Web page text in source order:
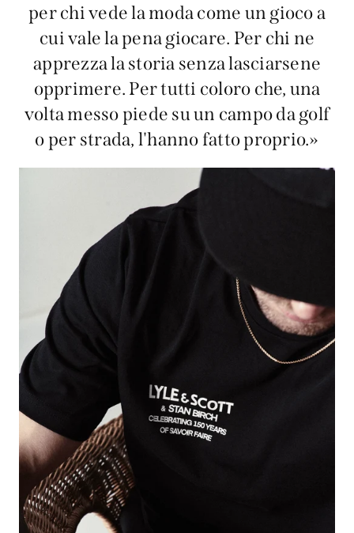
per chi vede la moda come un gioco a
cui vale la pena giocare. Per chi ne
apprezza la storia senza lasciarsene
opprimere. Per tutti coloro che, una
volta messo piede su un campo da golf
o per strada, l'hanno fatto proprio.»